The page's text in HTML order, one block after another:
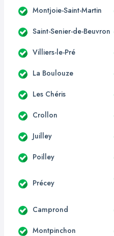
Montjoie-Saint-Martin
Saint-Senier-de-Beuvron
Villiers-le-Pré
La Boulouze
Les Chéris
Crollon
Juilley
Poilley
Précey
Camprond
Montpinchon